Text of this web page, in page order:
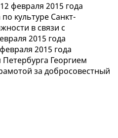
февраля 2015 года
культуре Санкт-
в связи с
2015 года
2015 года
Георгием
за добросовестный